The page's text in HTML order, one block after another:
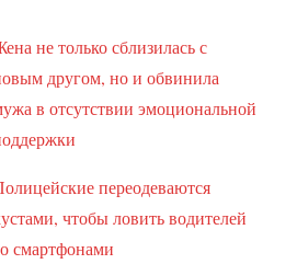
не только сблизилась с
другом, но и обвинила
в отсутствии эмоциональной
переодеваются
чтобы ловить водителей
смартфонами